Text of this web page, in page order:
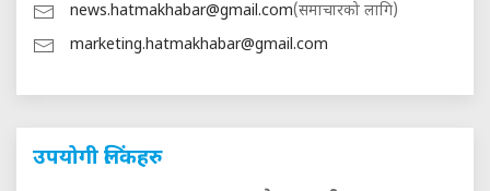
news.hatmakhabar@gmail.com(समाचारको लागि)
marketing.hatmakhabar@gmail.com
उपयोगी लिंकहरु